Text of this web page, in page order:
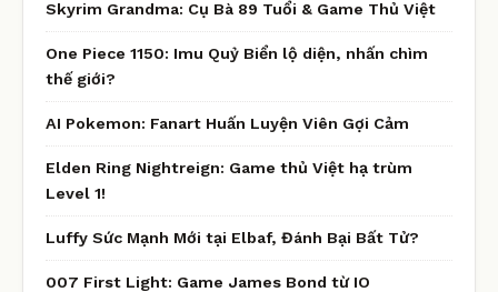
Skyrim Grandma: Cụ Bà 89 Tuổi & Game Thủ Việt
One Piece 1150: Imu Quỷ Biển lộ diện, nhấn chìm
thế giới?
AI Pokemon: Fanart Huấn Luyện Viên Gợi Cảm
Elden Ring Nightreign: Game thủ Việt hạ trùm
Level 1!
Luffy Sức Mạnh Mới tại Elbaf, Đánh Bại Bất Tử?
007 First Light: Game James Bond từ IO